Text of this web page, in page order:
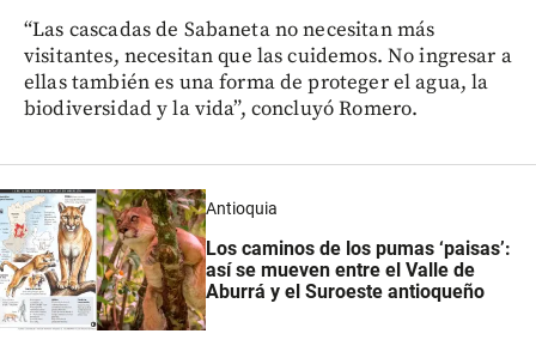
“Las cascadas de Sabaneta no necesitan más
visitantes, necesitan que las cuidemos. No ingresar a
ellas también es una forma de proteger el agua, la
biodiversidad y la vida”, concluyó Romero.
Antioquia
Los caminos de los pumas ‘paisas’:
así se mueven entre el Valle de
Aburrá y el Suroeste antioqueño